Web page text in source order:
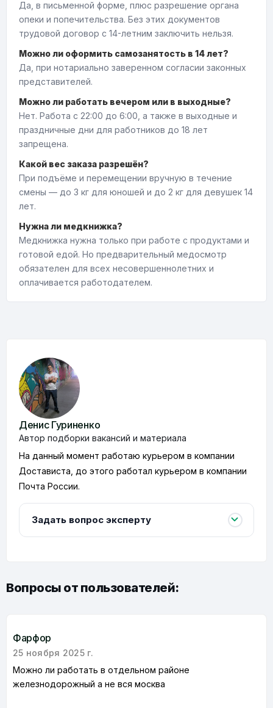
Да, в письменной форме, плюс разрешение органа
опеки и попечительства. Без этих документов
трудовой договор с 14-летним заключить нельзя.
Можно ли оформить самозанятость в 14 лет?
Да, при нотариально заверенном согласии законных
представителей.
Можно ли работать вечером или в выходные?
Нет. Работа с 22:00 до 6:00, а также в выходные и
праздничные дни для работников до 18 лет
запрещена.
Какой вес заказа разрешён?
При подъёме и перемещении вручную в течение
смены — до 3 кг для юношей и до 2 кг для девушек 14
лет.
Нужна ли медкнижка?
Медкнижка нужна только при работе с продуктами и
готовой едой. Но предварительный медосмотр
обязателен для всех несовершеннолетних и
оплачивается работодателем.
Денис Гуриненко
Автор подборки вакансий и материала
На данный момент работаю курьером в компании
Достависта, до этого работал курьером в компании
Почта России.
Задать вопрос эксперту
Вопросы от пользователей:
Фарфор
25 ноября 2025 г.
Можно ли работать в отдельном районе
железнодорожный а не вся москва